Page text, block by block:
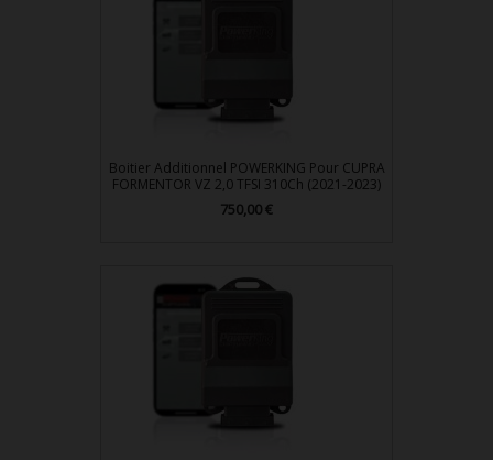
Boitier Additionnel POWERKING Pour CUPRA
FORMENTOR VZ 2,0 TFSI 310Ch (2021-2023)
Prix
750,00 €